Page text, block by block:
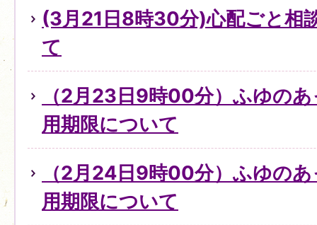
(3月21日8時30分)心配ごと相
て
（2月23日9時00分）ふゆの
用期限について
（2月24日9時00分）ふゆの
用期限について